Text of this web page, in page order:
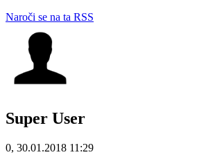
Naroči se na ta RSS
Super User
0, 30.01.2018 11:29